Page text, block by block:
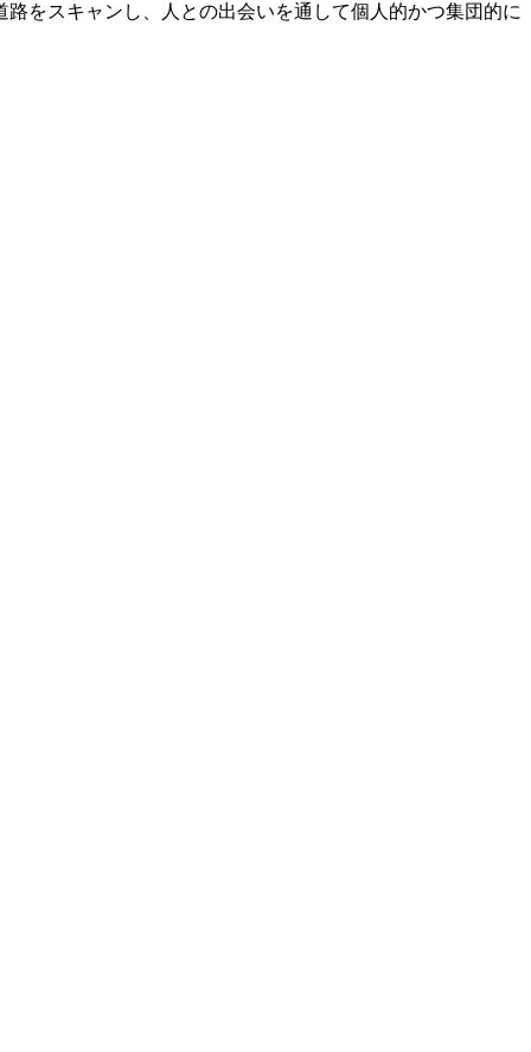
をスキャンし、人との出会いを通して個人的かつ集団的に